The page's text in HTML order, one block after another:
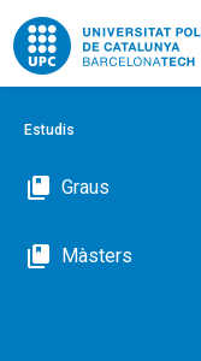
Go to upc.edu
Estudis
Graus
Màsters